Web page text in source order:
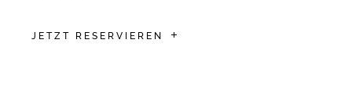
JETZT RESERVIEREN